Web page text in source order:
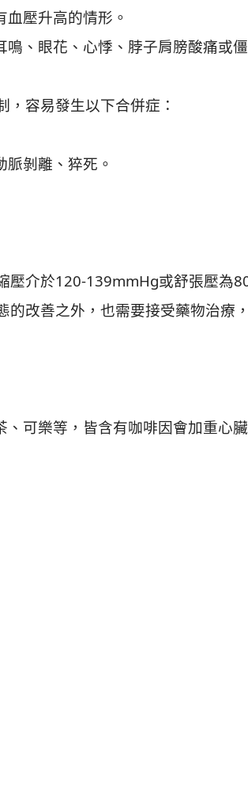
壓升高的情形。
、眼花、心悸、脖子肩膀酸痛或僵
容易發生以下合併症：
剝離、猝死。
壓介於120-139mmHg或舒張壓為
改善之外，也需要接受藥物治療
可樂等，皆含有咖啡因會加重心臟